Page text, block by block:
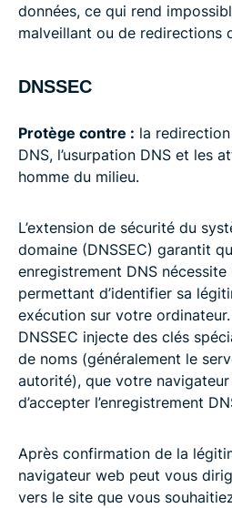
données, ce qui rend
malveillant ou de redirections
DNSSEC
Protège contre : la
DNS, l’usurpation DNS et les
homme du milieu.
L’extension de sécurité du
domaine (DNSSEC) garantit
enregistrement DNS
permettant d’identifier sa
exécution sur votre
DNSSEC injecte des clés
de noms (généralement le
autorité), que votre
d’accepter l’enregistrement
Après confirmation de la
navigateur web peut vous
vers le site que vous